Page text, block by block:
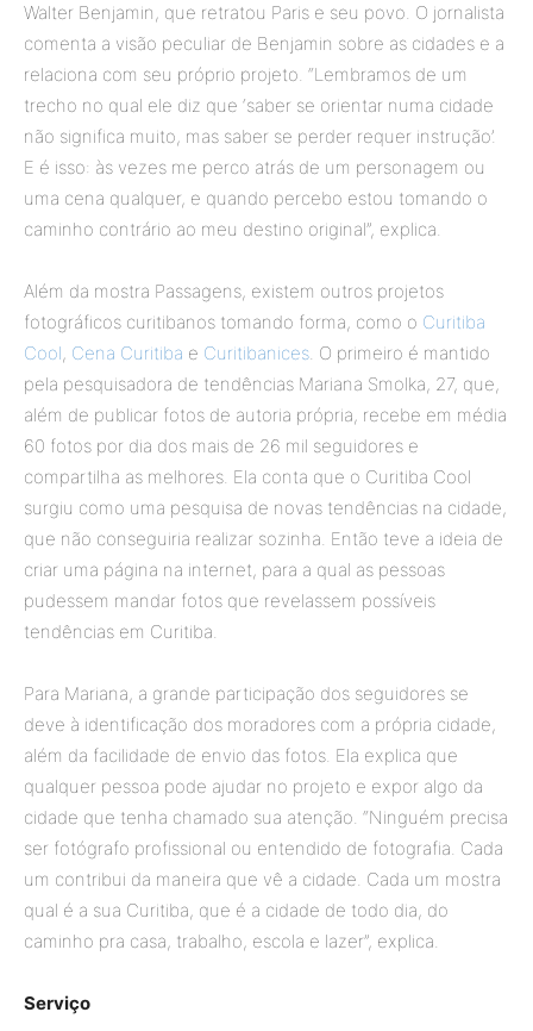
Walter Benjamin, que retratou Paris e seu povo. O jornalista
comenta a visão peculiar de Benjamin sobre as cidades e a
relaciona com seu próprio projeto. “Lembramos de um
trecho no qual ele diz que ‘saber se orientar numa cidade
não significa muito, mas saber se perder requer instrução’.
E é isso: às vezes me perco atrás de um personagem ou
uma cena qualquer, e quando percebo estou tomando o
caminho contrário ao meu destino original”, explica.
Além da mostra Passagens, existem outros projetos
fotográficos curitibanos tomando forma, como o Curitiba
Cool, Cena Curitiba e Curitibanices. O primeiro é mantido
pela pesquisadora de tendências Mariana Smolka, 27, que,
além de publicar fotos de autoria própria, recebe em média
60 fotos por dia dos mais de 26 mil seguidores e
compartilha as melhores. Ela conta que o Curitiba Cool
surgiu como uma pesquisa de novas tendências na cidade,
que não conseguiria realizar sozinha. Então teve a ideia de
criar uma página na internet, para a qual as pessoas
pudessem mandar fotos que revelassem possíveis
tendências em Curitiba.
Para Mariana, a grande participação dos seguidores se
deve à identificação dos moradores com a própria cidade,
além da facilidade de envio das fotos. Ela explica que
qualquer pessoa pode ajudar no projeto e expor algo da
cidade que tenha chamado sua atenção. “Ninguém precisa
ser fotógrafo profissional ou entendido de fotografia. Cada
um contribui da maneira que vê a cidade. Cada um mostra
qual é a sua Curitiba, que é a cidade de todo dia, do
caminho pra casa, trabalho, escola e lazer”, explica.
Serviço